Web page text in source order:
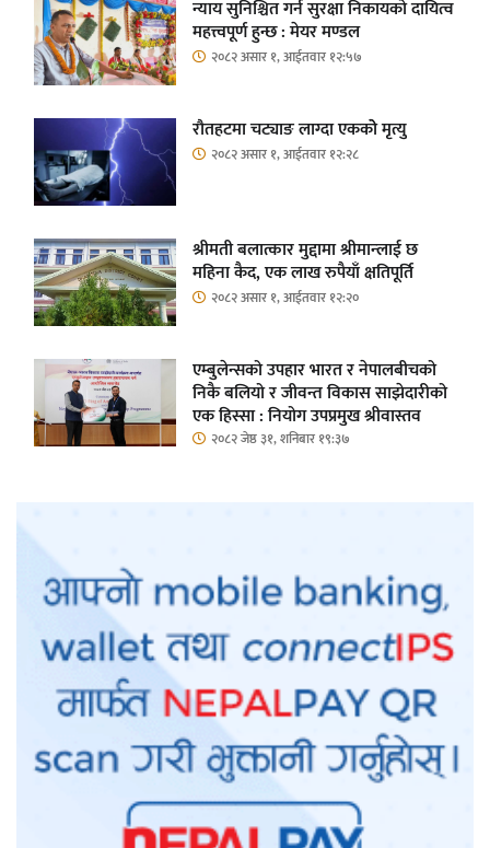
न्याय सुनिश्चित गर्न सुरक्षा निकायको दायित्व
महत्त्वपूर्ण हुन्छ : मेयर मण्डल
२०८२ असार १, आईतवार १२:५७
रौतहटमा चट्याङ लाग्दा एककोे मृत्यु
२०८२ असार १, आईतवार १२:२८
श्रीमती बलात्कार मुद्दामा श्रीमान्लाई छ
महिना कैद, एक लाख रुपैयाँ क्षतिपूर्ति
२०८२ असार १, आईतवार १२:२०
एम्बुलेन्सको उपहार भारत र नेपालबीचको
निकै बलियो र जीवन्त विकास साझेदारीको
एक हिस्सा : नियोग उपप्रमुख श्रीवास्तव
२०८२ जेष्ठ ३१, शनिबार १९:३७